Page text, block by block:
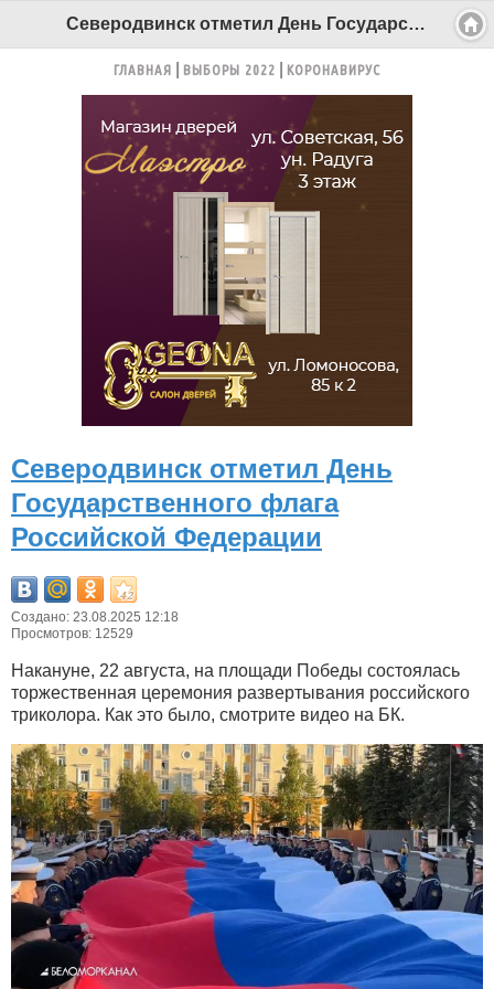
Северодвинск отметил День Государственного флага Российской Федерации - Беломорканал Северодвинск tv29.ru
ГЛАВНАЯ ВЫБОРЫ 2022 КОРОНАВИРУС
Северодвинск отметил День
Государственного флага
Российской Федерации
Создано: 23.08.2025 12:18
Просмотров: 12529
Накануне, 22 августа, на площади Победы состоялась
торжественная церемония развертывания российского
триколора. Как это было, смотрите видео на БК.